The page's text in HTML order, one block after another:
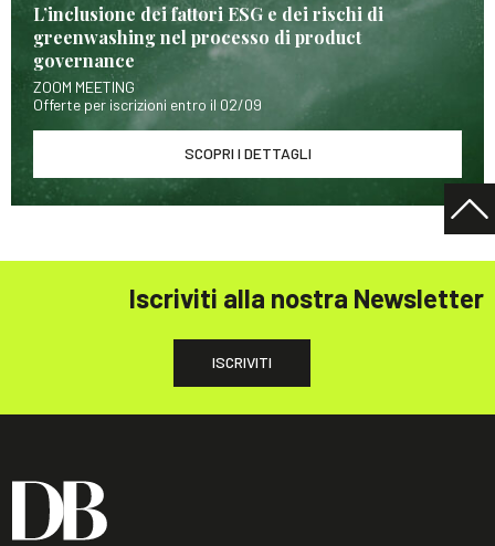
L’inclusione dei fattori ESG e dei rischi di
greenwashing nel processo di product
governance
ZOOM MEETING
Offerte per iscrizioni entro il 02/09
SCOPRI I DETTAGLI
Iscriviti alla nostra Newsletter
ISCRIVITI